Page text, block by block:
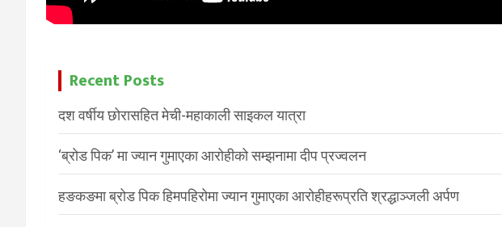
Recent Posts
दश वर्षीय छोरासहित मेची-महाकाली साइकल यात्रा
‘ब्रोड पिक’ मा ज्यान गुमाएका आरोहीको सम्झनामा दीप प्रज्वलन
हङकङमा ब्रोड पिक हिमपहिरोमा ज्यान गुमाएका आरोहीहरूप्रति श्रद्धाञ्जली अर्पण